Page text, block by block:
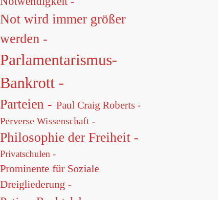
Not wird immer größer
werden -
Parlamentarismus-
Bankrott -
Parteien - Paul Craig Roberts -
Perverse Wissenschaft -
Philosophie der Freiheit -
Privatschulen -
Prominente für Soziale
Dreigliederung -